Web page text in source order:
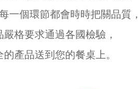
一個環節都會時時把關品質，
格要求通過各國檢驗，
產品送到您的餐桌上。